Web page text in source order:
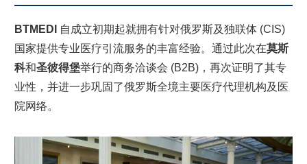
BTMEDI
自成立初期起就拥有针对俄罗斯及独联体 (CIS)
国家提供专业医疗引流服务的丰富经验。通过此次在莫斯
科和圣彼得堡举行的商务洽谈会 (B2B)，再次证明了其专
业性，并进一步巩固了俄罗斯全境主要医疗代理机构及医
院网络。